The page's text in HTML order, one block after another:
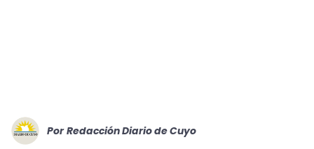
Por Redacción Diario de Cuyo